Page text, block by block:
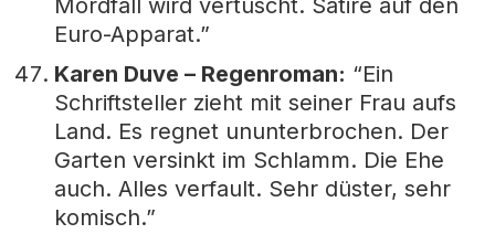
Mordfall wird vertuscht. Satire auf den
Euro-Apparat.”
Karen Duve – Regenroman: “Ein
Schriftsteller zieht mit seiner Frau aufs
Land. Es regnet ununterbrochen. Der
Garten versinkt im Schlamm. Die Ehe
auch. Alles verfault. Sehr düster, sehr
komisch.”